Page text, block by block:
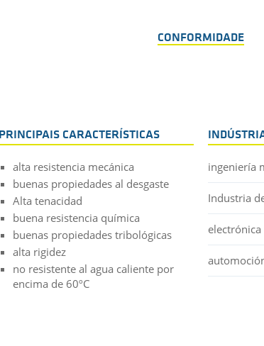
CONFORMIDADE
PRINCIPAIS CARACTERÍSTICAS
alta resistencia mecánica
buenas propiedades al desgaste
Alta tenacidad
buena resistencia química
buenas propiedades tribológicas
alta rigidez
no resistente al agua caliente por
encima de 60ºC
ingeniería
Industria
electrónica